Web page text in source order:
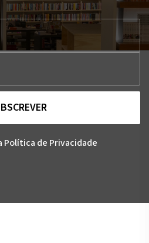
Política de Privacidade